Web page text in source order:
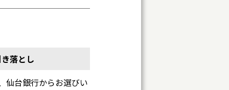
落とし
仙台銀行からお選びい